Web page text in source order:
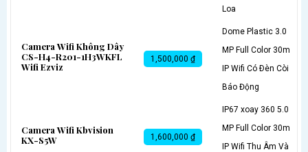
Loa
Camera Wifi Không Dây
CS-H4-R201-1H3WKFL
Wifi Ezviz
1,500,000 ₫
Dome Plastic 3.0
MP Full Color 30m
IP Wifi Có Ðèn Còi
Báo Động
Camera Wifi Kbvision
KX-S5W
1,600,000 ₫
IP67 xoay 360 5.0
MP Full Color 30m
IP Wifi Thu Âm Và